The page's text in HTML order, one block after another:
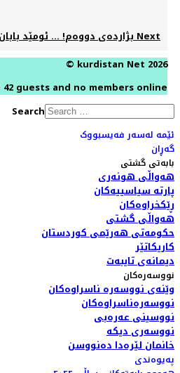
Next article: بژاردەی دووەم! ... ئومێد بابانNext
© kurdistan Net 2026
42 guests and no members online
Search
ئێمە لەسەر فەیسبووک
گەڕان
بابەتی گشتی
هەواڵی هونەری
پارتە سیاسییەکان
ڕێکخراوەکان
هەواڵی گشتی
حکومەتی هەرێمی کوردستان
کاریکاتێر
دیمانەی تایبەت
نووسەرەکان
وێنەی نووسەرە ناسراوەکان
نووسەرەناسراوەکان
نووسینی عەرەبی
نووسەری دیکە
خانمان لێرەدا دەنووسن
پەیوەندی